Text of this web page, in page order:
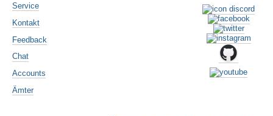
Service
Kontakt
Feedback
Chat
Accounts
Ämter